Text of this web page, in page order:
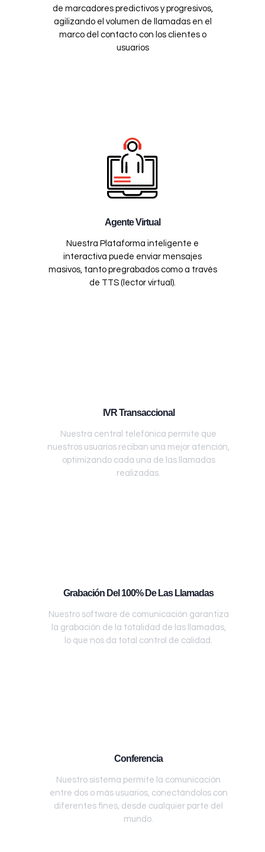
de marcadores predictivos y progresivos,
agilizando el volumen de llamadas en el
marco del contacto con los clientes o
usuarios
Agente Virtual
Nuestra Plataforma inteligente e
interactiva puede enviar mensajes
masivos, tanto pregrabados como a través
de TTS (lector virtual).
IVR Transaccional
Nuestra central telefónica permite que
nuestros usuarios reciban una mejor atención,
optimizando cada una de las llamadas
realizadas.
Grabación Del 100% De Las Llamadas
Nuestro software de comunicación garantiza
la grabación de la totalidad de las llamadas,
lo que nos da total control de calidad.
Conferencia
Nuestro sistema permite la comunicación
entre dos o más usuarios, conectándolos con
diferentes fines, desde cualquier parte del
mundo.